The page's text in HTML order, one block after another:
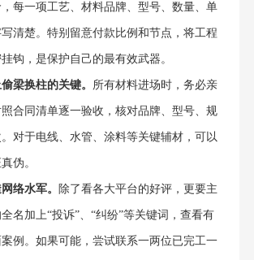
每一项工艺、材料品牌、型号、数量、单
清楚。特别留意付款比例和节点，将工程
钩，是保护自己的最有效武器。
梁换柱的关键。 所有材料进场时，务必亲
合同清单逐一验收，核对品牌、型号、规
对于电线、水管、涂料等关键辅材，可以
伪。
络水军。 除了看各大平台的好评，更要主
名加上“投诉”、“纠纷”等关键词，查看有
例。如果可能，尝试联系一两位已完工一